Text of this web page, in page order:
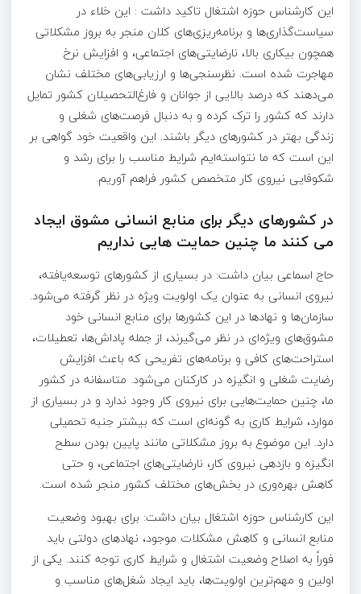
این کارشناس حوزه اشتغال تاکید داشت : این خلاء در
سیاست‌گذاری‌ها و برنامه‌ریزی‌های کلان منجر به بروز مشکلاتی
همچون بیکاری بالا، نارضایتی‌های اجتماعی، و افزایش نرخ
مهاجرت شده است. نظرسنجی‌ها و ارزیابی‌های مختلف نشان
می‌دهند که درصد بالایی از جوانان و فارغ‌التحصیلان کشور تمایل
دارند که کشور را ترک کرده و به دنبال فرصت‌های شغلی و
زندگی بهتر در کشورهای دیگر باشند. این واقعیت خود گواهی بر
این است که ما نتواسته‌ایم شرایط مناسب را برای رشد و
شکوفایی نیروی کار متخصص کشور فراهم آوریم.
در کشورهای دیگر برای منابع انسانی مشوق ایجاد
می کنند ما چنین حمایت هایی نداریم
حاج اسماعی بیان داشت: در بسیاری از کشورهای توسعه‌یافته،
نیروی انسانی به عنوان یک اولویت ویژه در نظر گرفته می‌شود.
سازمان‌ها و نهادها در این کشورها برای منابع انسانی خود
مشوق‌های ویژه‌ای در نظر می‌گیرند، از جمله پاداش‌ها، تعطیلات،
استراحت‌های کافی و برنامه‌های تفریحی که باعث افزایش
رضایت شغلی و انگیزه در کارکنان می‌شود. متاسفانه در کشور
ما، چنین حمایت‌هایی برای نیروی کار وجود ندارد و در بسیاری از
موارد، شرایط کاری به گونه‌ای است که بیشتر جنبه تحمیلی
دارد. این موضوع به بروز مشکلاتی مانند پایین بودن سطح
انگیزه و بازدهی نیروی کار، نارضایتی‌های اجتماعی، و حتی
کاهش بهره‌وری در بخش‌های مختلف کشور منجر شده است.
این کارشناس حوزه اشتغال بیان داشت: برای بهبود وضعیت
منابع انسانی و کاهش مشکلات موجود، نهادهای دولتی باید
فوراً به اصلاح وضعیت اشتغال و شرایط کاری توجه کنند. یکی از
اولین و مهم‌ترین اولویت‌ها، باید ایجاد شغل‌های مناسب و